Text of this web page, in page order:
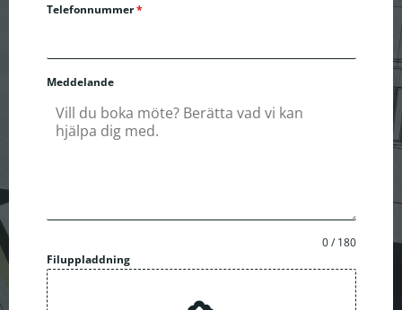
Telefonnummer*
Meddelande
0 / 180
Filuppladdning